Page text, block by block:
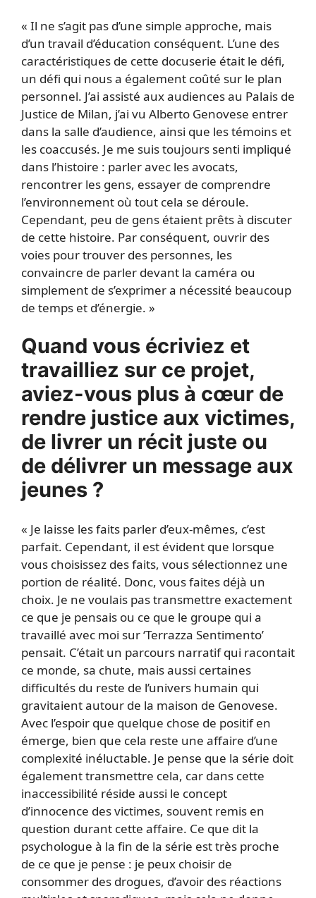
« Il ne s’agit pas d’une simple approche, mais
d’un travail d’éducation conséquent. L’une des
caractéristiques de cette docuserie était le défi,
un défi qui nous a également coûté sur le plan
personnel. J’ai assisté aux audiences au Palais de
Justice de Milan, j’ai vu Alberto Genovese entrer
dans la salle d’audience, ainsi que les témoins et
les coaccusés. Je me suis toujours senti impliqué
dans l’histoire : parler avec les avocats,
rencontrer les gens, essayer de comprendre
l’environnement où tout cela se déroule.
Cependant, peu de gens étaient prêts à discuter
de cette histoire. Par conséquent, ouvrir des
voies pour trouver des personnes, les
convaincre de parler devant la caméra ou
simplement de s’exprimer a nécessité beaucoup
de temps et d’énergie. »
Quand vous écriviez et
travailliez sur ce projet,
aviez-vous plus à cœur de
rendre justice aux victimes,
de livrer un récit juste ou
de délivrer un message aux
jeunes ?
« Je laisse les faits parler d’eux-mêmes, c’est
parfait. Cependant, il est évident que lorsque
vous choisissez des faits, vous sélectionnez une
portion de réalité. Donc, vous faites déjà un
choix. Je ne voulais pas transmettre exactement
ce que je pensais ou ce que le groupe qui a
travaillé avec moi sur ‘Terrazza Sentimento’
pensait. C’était un parcours narratif qui racontait
ce monde, sa chute, mais aussi certaines
difficultés du reste de l’univers humain qui
gravitaient autour de la maison de Genovese.
Avec l’espoir que quelque chose de positif en
émerge, bien que cela reste une affaire d’une
complexité inéluctable. Je pense que la série doit
également transmettre cela, car dans cette
inaccessibilité réside aussi le concept
d’innocence des victimes, souvent remis en
question durant cette affaire. Ce que dit la
psychologue à la fin de la série est très proche
de ce que je pense : je peux choisir de
consommer des drogues, d’avoir des réactions